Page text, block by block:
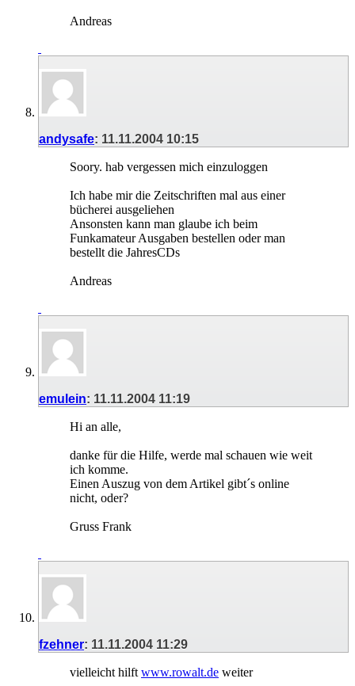
Andreas
andysafe: 11.11.2004 10:15
Soory. hab vergessen mich einzuloggen
Ich habe mir die Zeitschriften mal aus einer
bücherei ausgeliehen
Ansonsten kann man glaube ich beim
Funkamateur Ausgaben bestellen oder man
bestellt die JahresCDs
Andreas
emulein: 11.11.2004 11:19
Hi an alle,
danke für die Hilfe, werde mal schauen wie weit
ich komme.
Einen Auszug von dem Artikel gibt´s online
nicht, oder?
Gruss Frank
fzehner: 11.11.2004 11:29
vielleicht hilft www.rowalt.de weiter